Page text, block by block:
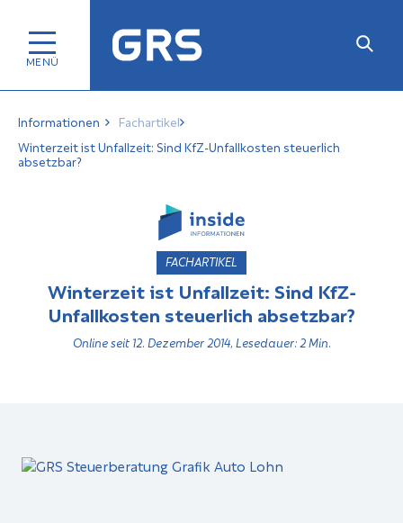
Informationen
Fachartikel
Winterzeit ist Unfallzeit: Sind KfZ-Unfallkosten steuerlich
absetzbar?
FACHARTIKEL
Winterzeit ist Unfallzeit: Sind KfZ-
Unfallkosten steuerlich absetzbar?
Online seit 12. Dezember 2014, Lesedauer: 2 Min.